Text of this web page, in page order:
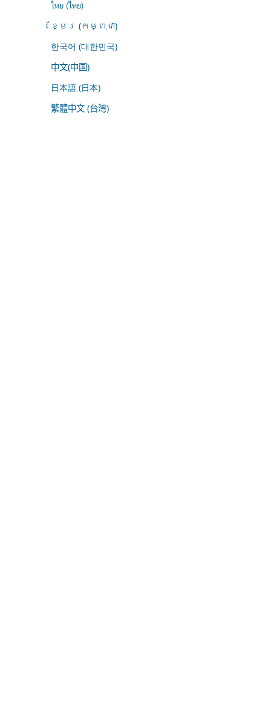
ไทย (ไทย)
ខ្មែរ (កម្ពុជា)
한국어 (대한민국)
中文(中国)
日本語 (日本)
繁體中文 (台灣)